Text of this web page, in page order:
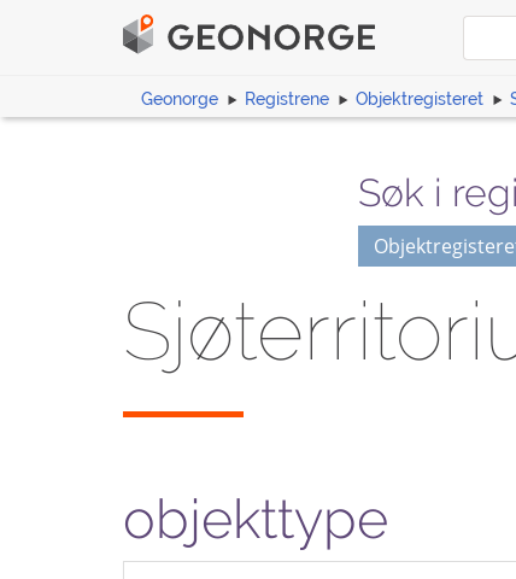
Geonorge Registrene Objektregisteret
Søk i
objekttype